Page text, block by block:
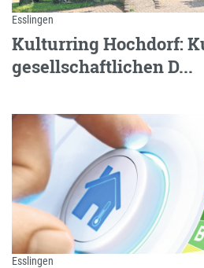
Esslingen
Kulturring Hochdorf:
gesellschaftlichen D...
Esslingen